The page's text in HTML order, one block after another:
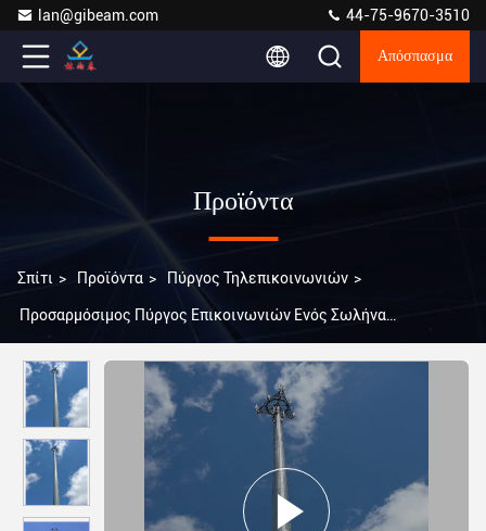
lan@gibeam.com 44-75-9670-3510
Απόσπασμα
Προϊόντα
Σπίτι > Προϊόντα > Πύργος Τηλεπικοινωνιών >
Προσαρμόσιμος Πύργος Επικοινωνιών Ενός Σωλήνα
Εγκατάσταση και Υποστηρίζει 4G 5G